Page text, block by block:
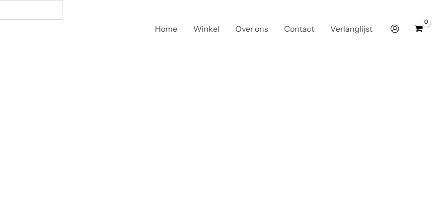
Home Winkel Over ons Contact Verlanglijst